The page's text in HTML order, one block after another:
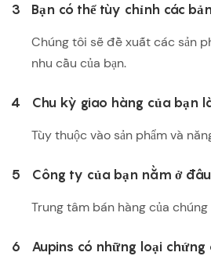
3 Bạn có thể tùy chỉnh các
Chúng tôi sẽ đề xuất các sản
nhu cầu của bạn.
4 Chu kỳ giao hàng của bạn
Tùy thuộc vào sản phẩm và
5 Công ty của bạn nằm ở
Trung tâm bán hàng của
6 Aupins có những loại chứng